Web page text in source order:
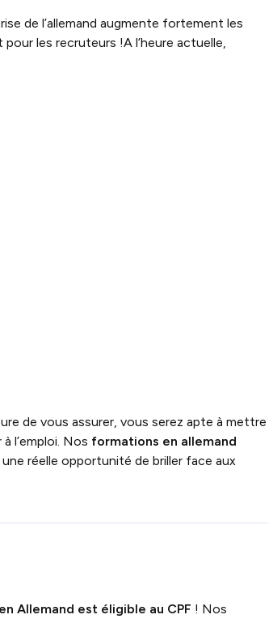
de l’allemand augmente fortement les
les recruteurs !A l’heure actuelle,
de vous assurer, vous serez apte à mettre
l’emploi. Nos formations en allemand
réelle opportunité de briller face aux
Allemand est éligible au CPF ! Nos